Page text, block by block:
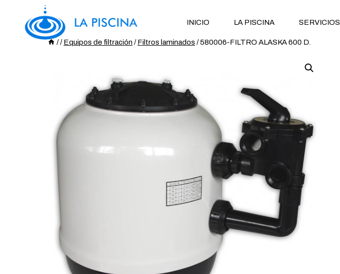
Contenido
INICIO LA PISCINA SERVICIOS
// Equipos de filtración / Filtros laminados /580006-FILTRO ALASKA 600 D.